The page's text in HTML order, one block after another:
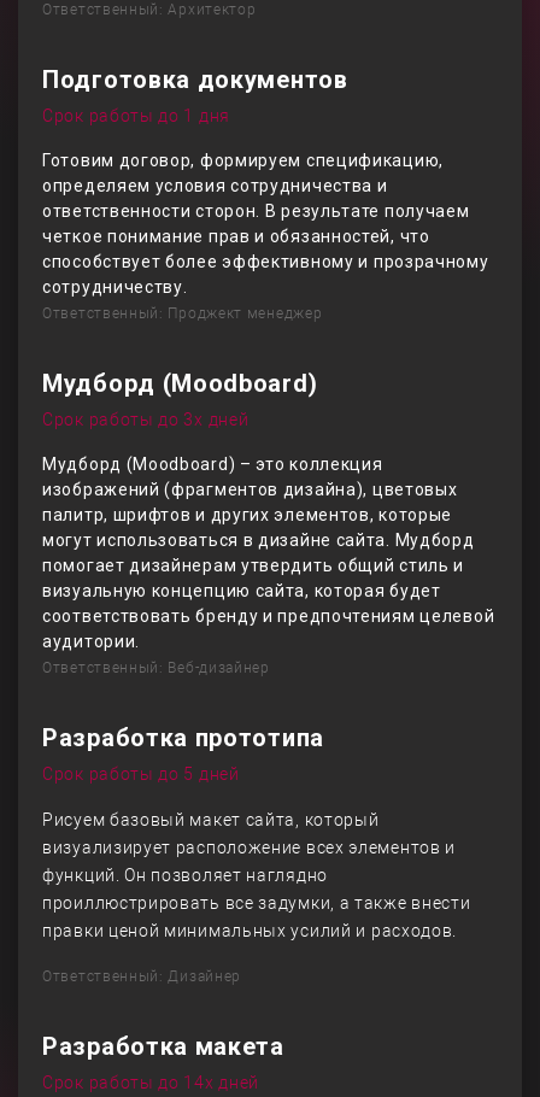
Ответственный: Архитектор
Подготовка документов
Срок работы до 1 дня
Готовим договор, формируем спецификацию,
определяем условия сотрудничества и
ответственности сторон. В результате получаем
четкое понимание прав и обязанностей, что
способствует более эффективному и прозрачному
сотрудничеству.
Ответственный: Проджект менеджер
Мудборд (Moodboard)
Срок работы до 3х дней
Мудборд (Moodboard) – это коллекция
изображений (фрагментов дизайна), цветовых
палитр, шрифтов и других элементов, которые
могут использоваться в дизайне сайта. Мудборд
помогает дизайнерам утвердить общий стиль и
визуальную концепцию сайта, которая будет
соответствовать бренду и предпочтениям целевой
аудитории.
Ответственный: Веб-дизайнер
Разработка прототипа
Срок работы до 5 дней
Рисуем базовый макет сайта, который
визуализирует расположение всех элементов и
функций. Он позволяет наглядно
проиллюстрировать все задумки, а также внести
правки ценой минимальных усилий и расходов.
Ответственный: Дизайнер
Разработка макета
Срок работы до 14х дней